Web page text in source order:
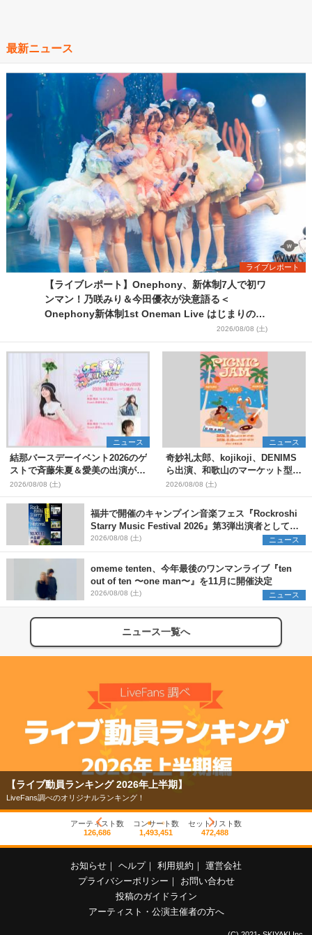
最新ニュース
ライブレポート
【ライブレポート】Onephony、新体制7人で初ワ
ンマン！乃咲みり＆今田優衣が決意語る＜
Onephony新体制1st Oneman Live はじまりの夏
2026/08/08 (土)
ニュース
結那バースデーイベント2026のゲ
ストで斉藤朱夏＆愛美の出演が決
定
2026/08/08 (土)
ニュース
奇妙礼太郎、kojikoji、DENIMS
ら出演、和歌山のマーケット型野
外イベント『PICNIC JAM
2026』早割チケット発売開始
2026/08/08 (土)
福井で開催のキャンプイン音楽フェス『Rockroshi
Starry Music Festival 2026』第3弾出演者として
SCOOBIE DO、かりゆし58、Reiを発表
2026/08/08 (土) ニュース
omeme tenten、今年最後のワンマンライブ『ten
out of ten 〜one man〜』を11月に開催決定
2026/08/08 (土) ニュース
ニュース一覧へ
【ライブ動員ランキング 2026年上半期】
LiveFans調べのオリジナルランキング！
アーティスト数
126,686
コンサート数
1,493,451
セットリスト数
472,488
お知らせ ヘルプ 利用規約
運営会社
プライバシーポリシー
お問い合わせ
投稿のガイドライン
アーティスト・公演主催者の方へ